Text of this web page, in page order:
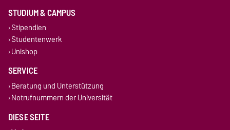
STUDIUM & CAMPUS
Stipendien
Studentenwerk
Unishop
SERVICE
Beratung und Unterstützung
Notrufnummern der Universität
DIESE SEITE